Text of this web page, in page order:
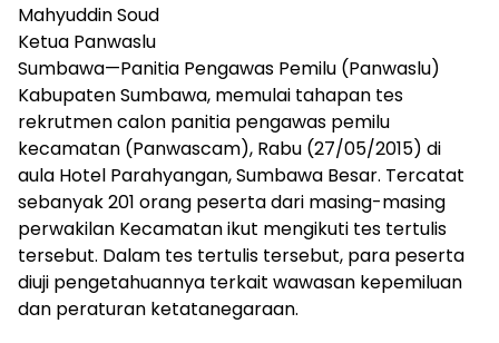
Mahyuddin Soud
Ketua Panwaslu
Sumbawa—Panitia Pengawas Pemilu (Panwaslu)
Kabupaten Sumbawa, memulai tahapan tes
rekrutmen calon panitia pengawas pemilu
kecamatan (Panwascam), Rabu (27/05/2015) di
aula Hotel Parahyangan, Sumbawa Besar. Tercatat
sebanyak 201 orang peserta dari masing-masing
perwakilan Kecamatan ikut mengikuti tes tertulis
tersebut. Dalam tes tertulis tersebut, para peserta
diuji pengetahuannya terkait wawasan kepemiluan
dan peraturan ketatanegaraan.